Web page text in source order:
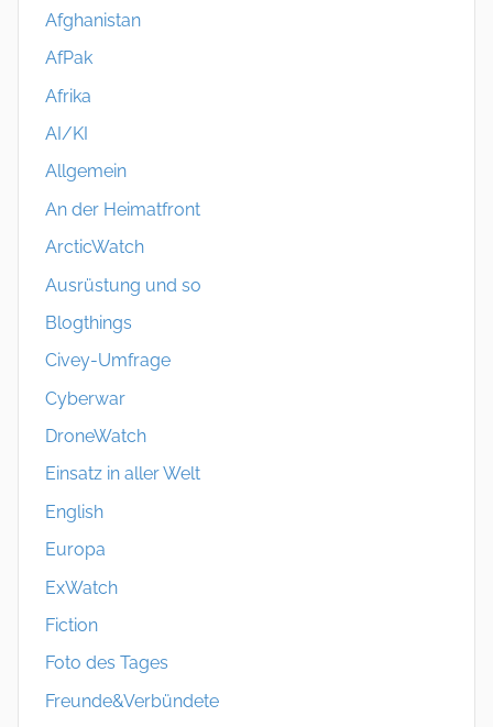
Afghanistan
AfPak
Afrika
AI/KI
Allgemein
An der Heimatfront
ArcticWatch
Ausrüstung und so
Blogthings
Civey-Umfrage
Cyberwar
DroneWatch
Einsatz in aller Welt
English
Europa
ExWatch
Fiction
Foto des Tages
Freunde&Verbündete